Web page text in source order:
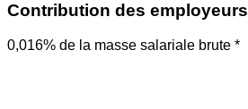
Contribution des employeurs
0,016% de la masse salariale brute *